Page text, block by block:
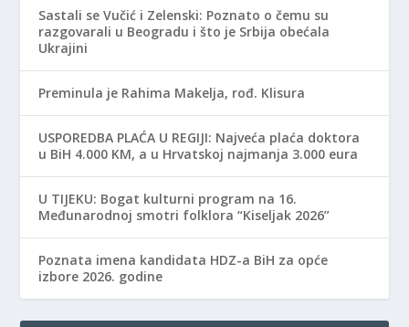
Sastali se Vučić i Zelenski: Poznato o čemu su
razgovarali u Beogradu i što je Srbija obećala
Ukrajini
Preminula je Rahima Makelja, rođ. Klisura
USPOREDBA PLAĆA U REGIJI: Najveća plaća doktora
u BiH 4.000 KM, a u Hrvatskoj najmanja 3.000 eura
​U TIJEKU: Bogat kulturni program na 16.
Međunarodnoj smotri folklora “Kiseljak 2026”
Poznata imena kandidata HDZ-a BiH za opće
izbore 2026. godine